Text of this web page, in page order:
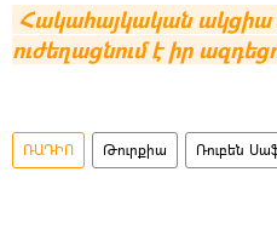
Հակահայկական ակցիա
ուժեղացնում է իր
ՌԱԴԻՈ Թուրքիա Ռուբեն